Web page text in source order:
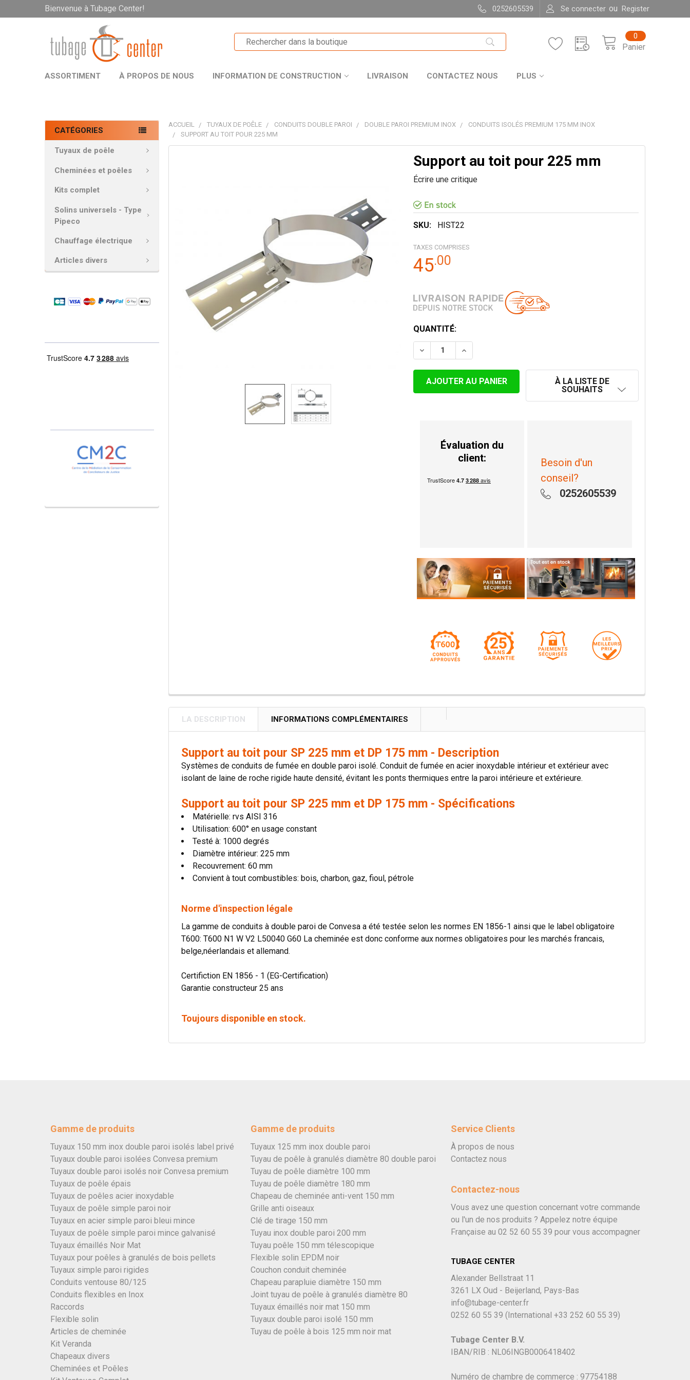
Bienvenue à Tubage Center! 0252605539 Se connecter ou Register
Panier
0
ASSORTIMENT À PROPOS DE NOUS INFORMATION DE CONSTRUCTION LIVRAISON CONTACTEZ NOUS PLUS
CATÉGORIES
Tuyaux de poêle
Cheminées et poêles
Kits complet
Solins universels - Type
Pipeco
Chauffage électrique
Articles divers
ACCUEIL TUYAUX DE POÊLE CONDUITS DOUBLE PAROI DOUBLE PAROI PREMIUM INOX
CONDUITS ISOLÉS PREMIUM 175 MM INOX
SUPPORT AU TOIT POUR 225 MM
Support au toit pour 225 mm
Écrire une critique
SKU: HIST22
TAXES COMPRISES
45.00
STOCK
ACTUEL:
QUANTITÉ:
DIMINUER LA QUANTITÉ DE SUPPORT AU TOIT POUR 225 MM
AUGMENTER LA QUANTITÉ DE SUPPORT AU TOIT POUR
À LA LISTE DE
SOUHAITS
Évaluation du
client:
Besoin d'un
conseil?
0252605539
AU PANIER
LA DESCRIPTION INFORMATIONS COMPLÉMENTAIRES
Support au toit pour SP 225 mm et DP 175 mm - Description
Systèmes de conduits de fumée en double paroi isolé. Conduit de fumée en acier inoxydable intérieur et extérieur avec
isolant de laine de roche rigide haute densité, évitant les ponts thermiques entre la paroi intérieure et extérieure.
Support au toit pour SP 225 mm et DP 175 mm - Spécifications
Matérielle: rvs AISI 316
Utilisation: 600° en usage constant
Testé à: 1000 degrés
Diamètre intérieur: 225 mm
Recouvrement: 60 mm
Convient à tout combustibles: bois, charbon, gaz, fioul, pétrole
Norme d'inspection légale
La gamme de conduits à double paroi de Convesa a été testée selon les normes EN 1856-1 ainsi que le label obligatoire
T600: T600 N1 W V2 L50040 G60 La cheminée est donc conforme aux normes obligatoires pour les marchés francais,
belge,néerlandais et allemand.
Certifiction EN 1856 - 1 (EG-Certification)
Garantie constructeur 25 ans
Toujours disponible en stock.
Gamme de produits
Tuyaux 150 mm inox double paroi isolés label privé
Tuyaux double paroi isolées Convesa premium
Tuyaux double paroi isolés noir Convesa premium
Tuyaux de poêle épais
Tuyaux de poêles acier inoxydable
Tuyaux de poêle simple paroi noir
Tuyaux en acier simple paroi bleui mince
Tuyaux de poêle simple paroi mince galvanisé
Tuyaux émaillés Noir Mat
Tuyaux pour poêles à granulés de bois pellets
Tuyaux simple paroi rigides
Conduits ventouse 80/125
Conduits flexibles en Inox
Raccords
Flexible solin
Articles de cheminée
Kit Veranda
Chapeaux divers
Cheminées et Poêles
Gamme de produits
Tuyaux 125 mm inox double paroi
Tuyau de poêle à granulés diamètre 80 double paroi
Tuyau de poêle diamètre 100 mm
Tuyau de poêle diamètre 180 mm
Chapeau de cheminée anti-vent 150 mm
Grille anti oiseaux
Clé de tirage 150 mm
Tuyau inox double paroi 200 mm
Tuyau poêle 150 mm télescopique
Flexible solin EPDM noir
Couchon conduit cheminée
Chapeau parapluie diamètre 150 mm
Joint tuyau de poêle à granulés diamètre 80
Tuyaux émaillés noir mat 150 mm
Tuyaux double paroi isolé 150 mm
Tuyau de poêle à bois 125 mm noir mat
Service Clients
À propos de nous
Contactez nous
Contactez-nous
Vous avez une question concernant votre commande
ou l'un de nos produits ? Appelez notre équipe
Française au 02 52 60 55 39 pour vous accompagner
TUBAGE CENTER
Alexander Bellstraat 11
3261 LX Oud - Beijerland, Pays-Bas
info@tubage-center.fr
0252 60 55 39 (International +33 252 60 55 39)
Tubage Center B.V.
IBAN/RIB : NL06INGB0006418402
Numéro de chambre de commerce : 97754188